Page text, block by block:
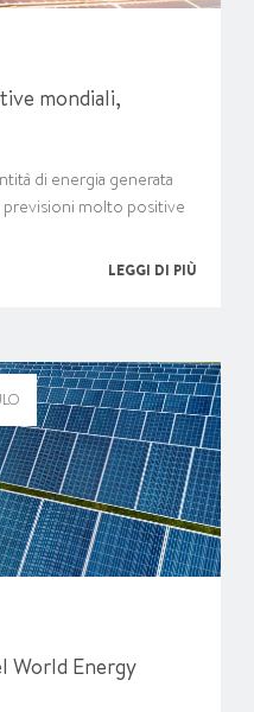
mondiali,
di energia generata
molto positive
LEGGI DI PIÙ
World Energy